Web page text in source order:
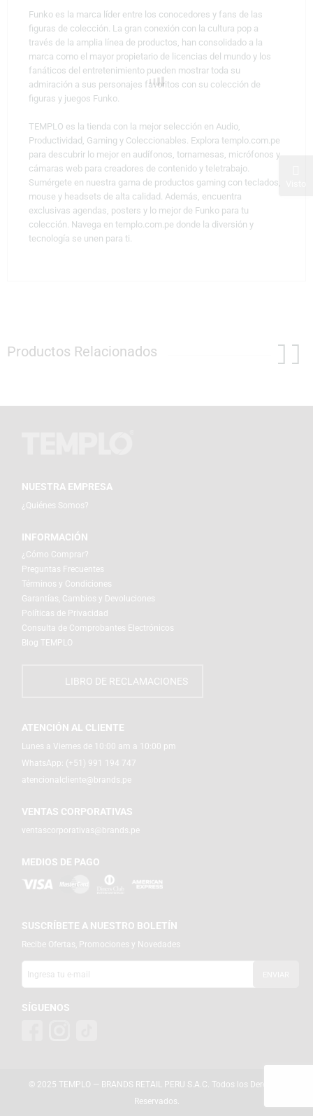
Funko es la marca líder entre los conocedores y fans de las
figuras de colección. La gran conexión con la cultura pop a
través de la amplia línea de productos, han consolidado a la
marca como el mayor propietario de licencias del mundo y los
fanáticos del entretenimiento pueden mostrar toda su
admiración a sus personajes favoritos con su colección de
figuras y juegos Funko.
TEMPLO es la tienda con la mejor selección en Audio,
Productividad, Gaming y Coleccionables. Explora templo.com.pe
para descubrir lo mejor en audífonos, tornamesas, micrófonos y
cámaras web para creadores de contenido y teletrabajo.
Sumérgete en nuestra gama de productos gaming con teclados,
mouse y headsets de alta calidad. Además, encuentra
exclusivas agendas, posters y lo mejor de Funko para tu
colección. Navega en templo.com.pe donde la diversión y
tecnología se unen para ti.
Productos Relacionados
NUESTRA EMPRESA
¿Quiénes Somos?
INFORMACIÓN
¿Cómo Comprar?
Preguntas Frecuentes
Términos y Condiciones
Garantías, Cambios y Devoluciones
Políticas de Privacidad
Consulta de Comprobantes Electrónicos
Blog TEMPLO
LIBRO DE RECLAMACIONES
ATENCIÓN AL CLIENTE
Lunes a Viernes de 10:00 am a 10:00 pm
WhatsApp: (+51) 991 194 747
atencionalcliente@brands.pe
VENTAS CORPORATIVAS
ventascorporativas@brands.pe
MEDIOS DE PAGO
SUSCRÍBETE A NUESTRO BOLETÍN
Recibe Ofertas, Promociones y Novedades
SÍGUENOS
© 2025 TEMPLO — BRANDS RETAIL PERU S.A.C. Todos los Derechos
Reservados.